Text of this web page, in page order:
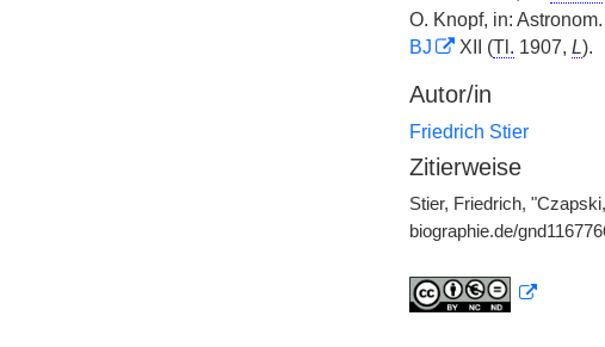
O. Knopf, in: Astronom.
BJ
XII (Tl. 1907, L).
Autor/in
Friedrich Stier
Zitierweise
Stier, Friedrich,
biographie.de/